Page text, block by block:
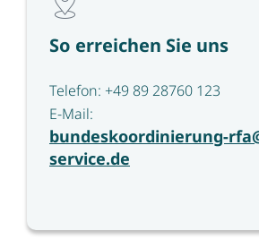
So erreichen Sie uns
Telefon: +49 89 28760 123
E-Mail:
bundeskoordinierung-
service.de